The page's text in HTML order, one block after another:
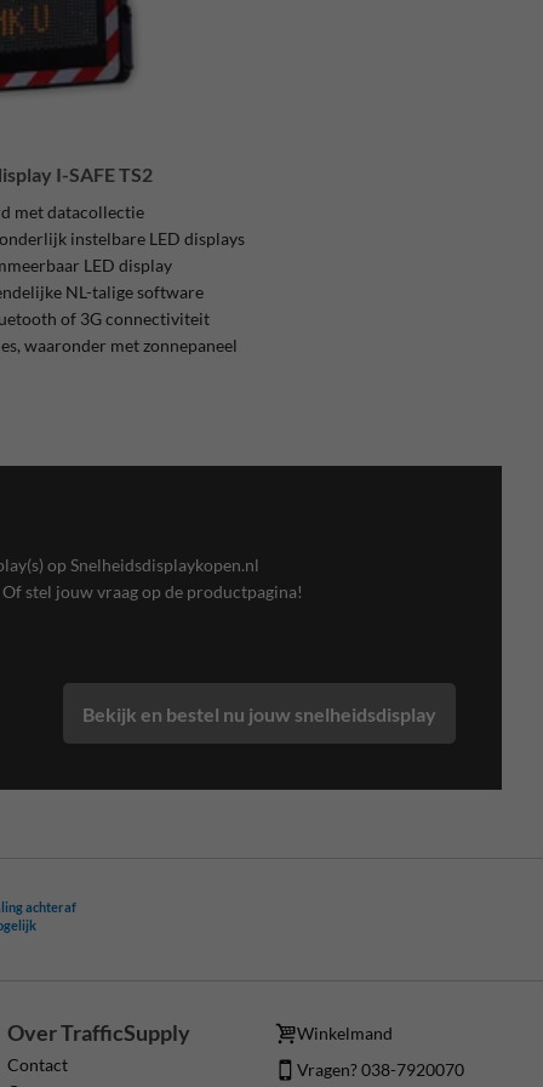
I-SAFE TS2
met datacollectie
instelbare LED displays
LED display
NL-talige software
of 3G connectiviteit
waaronder met zonnepaneel
op Snelheidsdisplaykopen.nl
stel jouw vraag op de productpagina!
Bekijk en bestel nu jouw snelheidsdisplay
achteraf
Over TrafficSupply
Contact
Winkelmand
Vragen? 038-7920070